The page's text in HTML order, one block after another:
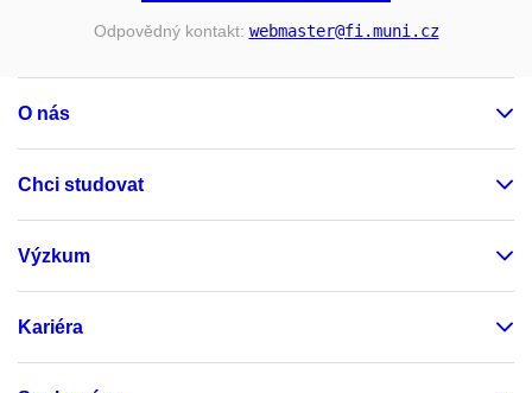
Odpovědný kontakt: webmaster@fi .muni .cz
O nás
Chci studovat
Výzkum
Kariéra